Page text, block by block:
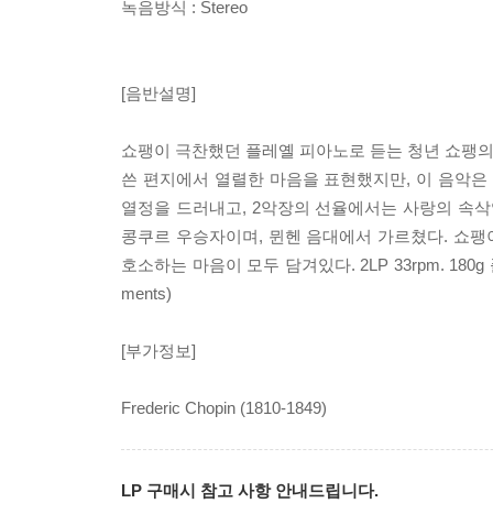
녹음방식 : Stereo
[음반설명]
쇼팽이 극찬했던 플레옐 피아노로 듣는 청년 쇼팽
쓴 편지에서 열렬한 마음을 표현했지만, 이 음악
열정을 드러내고, 2악장의 선율에서는 사랑의 속
콩쿠르 우승자이며, 뮌헨 음대에서 가르쳤다. 쇼
호소하는 마음이 모두 담겨있다. 2LP 33rpm.
ments)
[부가정보]
Frederic Chopin (1810-1849)
LP 구매시 참고 사항 안내드립니다.